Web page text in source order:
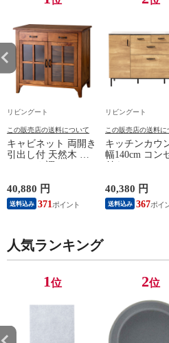
リビングート
この販売店の送料について
キャビネット 両開き
引出し付 天然木 エ
スニック調 Timber
収納 食器棚 収納 キ
ッチン 飾り棚 完成
品 キッチンキャビネ
れ ）
40,880 円
送料込み 371
リビングート
この販売店の送料に
キッチンカウ
幅140cm コン
付き ステンレ
ー 作業台 家電
ク 収納 可動棚
除ロボット対
40,380 円
送料込み 367
人気ランキング
1位 2位